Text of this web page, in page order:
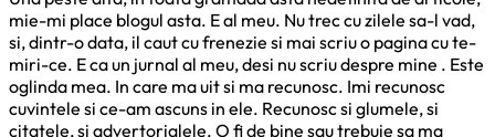
mie-mi place blogul asta. E al meu. Nu trec cu zilele sa-l vad,
si, dintr-o data, il caut cu frenezie si mai scriu o pagina cu te-
miri-ce. E ca un jurnal al meu, desi nu scriu despre mine . Este
oglinda mea. In care ma uit si ma recunosc. Imi recunosc
cuvintele si ce-am ascuns in ele. Recunosc si glumele, si
citatele, si advertorialele. O fi de bine sau trebuie sa ma